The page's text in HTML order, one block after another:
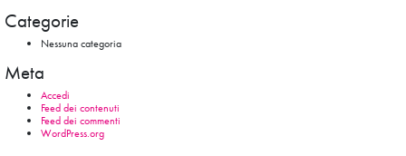
Categorie
Nessuna categoria
Meta
Accedi
Feed dei contenuti
Feed dei commenti
WordPress.org